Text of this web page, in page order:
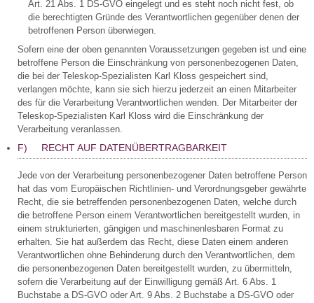
Art. 21 Abs. 1 DS-GVO eingelegt und es steht noch nicht fest, ob
die berechtigten Gründe des Verantwortlichen gegenüber denen der
betroffenen Person überwiegen.
Sofern eine der oben genannten Voraussetzungen gegeben ist und eine
betroffene Person die Einschränkung von personenbezogenen Daten,
die bei der Teleskop-Spezialisten Karl Kloss gespeichert sind,
verlangen möchte, kann sie sich hierzu jederzeit an einen Mitarbeiter
des für die Verarbeitung Verantwortlichen wenden. Der Mitarbeiter der
Teleskop-Spezialisten Karl Kloss wird die Einschränkung der
Verarbeitung veranlassen.
F) RECHT AUF DATENÜBERTRAGBARKEIT
Jede von der Verarbeitung personenbezogener Daten betroffene Person
hat das vom Europäischen Richtlinien- und Verordnungsgeber gewährte
Recht, die sie betreffenden personenbezogenen Daten, welche durch
die betroffene Person einem Verantwortlichen bereitgestellt wurden, in
einem strukturierten, gängigen und maschinenlesbaren Format zu
erhalten. Sie hat außerdem das Recht, diese Daten einem anderen
Verantwortlichen ohne Behinderung durch den Verantwortlichen, dem
die personenbezogenen Daten bereitgestellt wurden, zu übermitteln,
sofern die Verarbeitung auf der Einwilligung gemäß Art. 6 Abs. 1
Buchstabe a DS-GVO oder Art. 9 Abs. 2 Buchstabe a DS-GVO oder